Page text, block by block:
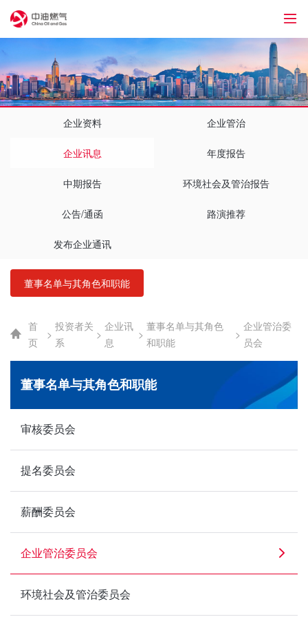
企业资料 企业管治
企业讯息 年度报告
中期报告 环境社会及管治报告
公告/通函 路演推荐
发布企业通讯
董事名单与其角色和职能
首
页
>
投资者关
系
>
企业讯
息
>
董事名单与其角色
和职能
>
企业管治委
员会
董事名单与其角色和职能
审核委员会
提名委员会
薪酬委员会
企业管治委员会
环境社会及管治委员会